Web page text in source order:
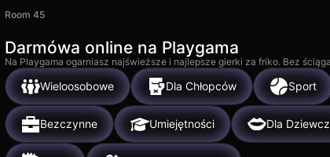
Room 45
Darmówa online na Playgama
Na Playgama ogarniasz najświeższe i najlepsze gierki za friko. Bez
Wieloosobowe Dla Chłopców Sport
Bezczynne Umiejętności Dla